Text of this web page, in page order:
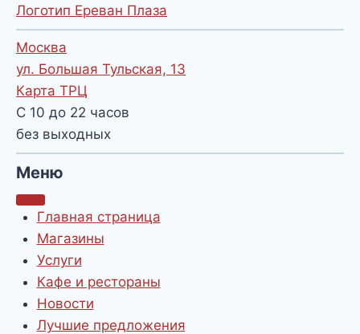
Логотип Ереван Плаза
Москва
ул. Большая Тульская, 13
Карта ТРЦ
С 10 до 22 часов
без выходных
Меню
Главная страница
Магазины
Услуги
Кафе и рестораны
Новости
Лучшие предложения